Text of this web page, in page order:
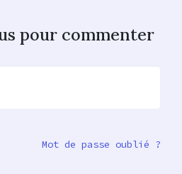
pour commenter
Mot de passe oublié ?